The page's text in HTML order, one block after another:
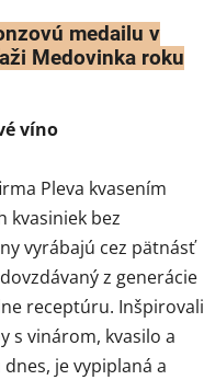
medailu v
Medovinka roku
víno
Pleva kvasením
kvasiniek bez
vyrábajú cez pätnásť
z generácie
receptúru. Inšpirovali
s vinárom, kvasilo a
je vypiplaná a